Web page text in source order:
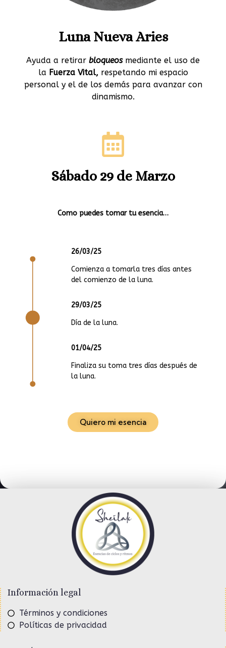
Luna Nueva Aries
Ayuda a retirar bloqueosmediante el uso de
la Fuerza Vital, respetando mi espacio
personal y el de los demás para avanzar con
dinamismo.
Sábado 29 de Marzo
Como puedes tomar tu esencia…
26/03/25
Comienza a tomarla tres días antes
del comienzo de la luna.
29/03/25
Día de la luna.
01/04/25
Finaliza su toma tres días después de
la luna.
Quiero mi esencia
Información legal
Términos y condiciones
Políticas de privacidad